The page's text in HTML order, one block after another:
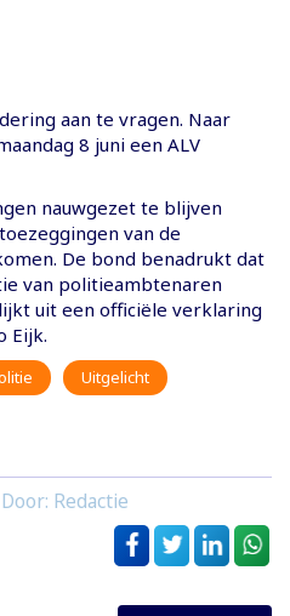
aan te vragen. Naar
8 juni een ALV
nauwgezet te blijven
van de
De bond benadrukt dat
van politieambtenaren
uit een officiële verklaring
Eijk.
Uitgelicht
Redactie